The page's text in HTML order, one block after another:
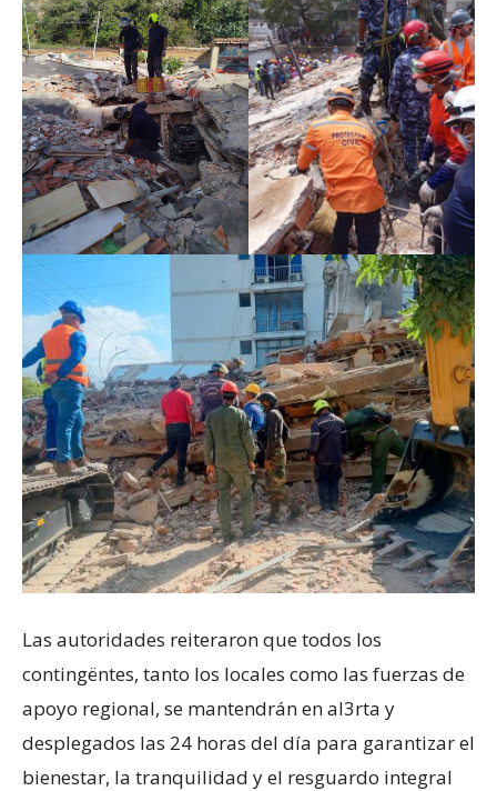
Las autoridades reiteraron que todos los
contingëntes, tanto los locales como las fuerzas de
apoyo regional, se mantendrán en al3rta y
desplegados las 24 horas del día para garantizar el
bienestar, la tranquilidad y el resguardo integral